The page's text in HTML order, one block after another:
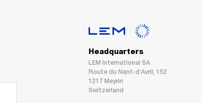
Headquarters
LEM International SA
Route du Nant-d’Avril, 152
1217 Meyrin
Switzerland